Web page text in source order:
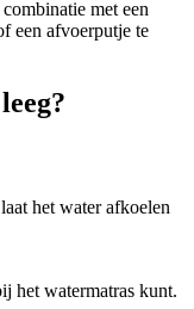
met een
een afvoerputje te
het water afkoelen
het watermatras kunt.